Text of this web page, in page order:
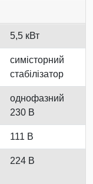
5,5 кВт
симісторний
стабілізатор
однофазний
230 В
111 В
224 В